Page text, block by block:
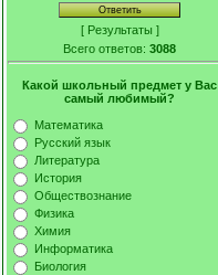
[ Результаты ]
Всего ответов: 3088
Какой школьный предмет у Вас
самый любимый?
Математика
Русский язык
Литература
История
Обществознание
Физика
Химия
Информатика
Биология